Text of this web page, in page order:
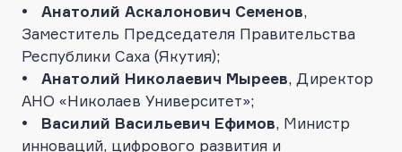
• Анатолий Аскалонович Семенов,
Заместитель Председателя Правительства
Республики Саха (Якутия);
• Анатолий Николаевич Мыреев, Директор
АНО «Николаев Университет»;
• Василий Васильевич Ефимов, Министр
инноваций, цифрового развития и